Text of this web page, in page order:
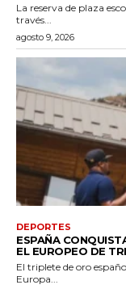
La reserva de plaza
través...
agosto 9, 2026
DEPORTES
ESPAÑA
EL EUROPEO DE
El triplete de oro
Europa...